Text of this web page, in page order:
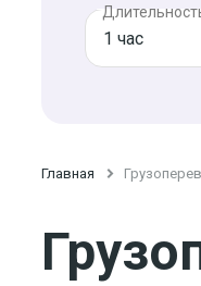
1 час
Главная 